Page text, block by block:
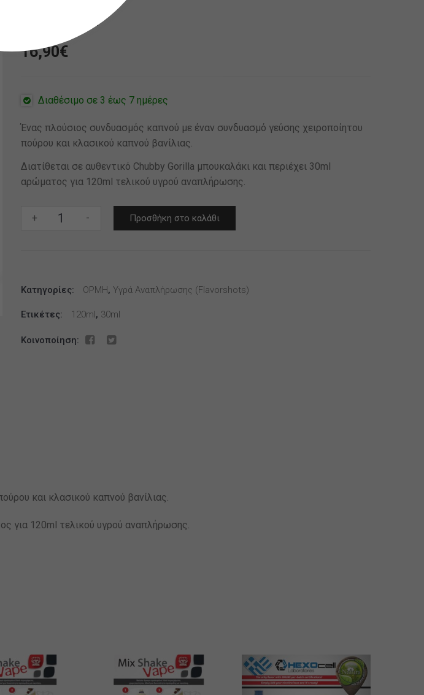
>120ML
16,90€
Διαθέσιμο σε 3 έως 7 ημέρες
Ένας πλούσιος συνδυασμός καπνού με έναν συνδυασμό γεύσης χειροποίητου
πούρου και κλασικού καπνού βανίλιας.
Διατίθεται σε αυθεντικό Chubby Gorilla μπουκαλάκι και περιέχει 30ml
αρώματος για 120ml τελικού υγρού αναπλήρωσης.
+
OPMH
>120ML
- Προσθήκη στο καλάθι
Κατηγορίες: OPMH, Υγρά Αναπλήρωσης (flavorshots)
Ετικέτες: 120ml, 30ml
Κοινοποίηση:
και κλασικού καπνού βανίλιας.
για 120ml τελικού υγρού αναπλήρωσης.